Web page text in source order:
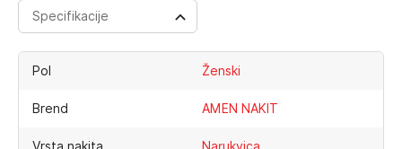
Specifikacije
Pol Ženski
Brend AMEN NAKIT